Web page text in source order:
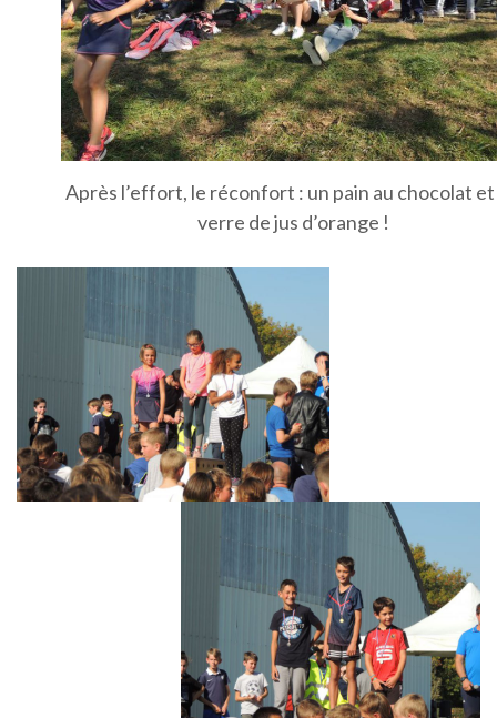
Après l’effort, le réconfort : un pain au chocolat
verre de jus d’orange !